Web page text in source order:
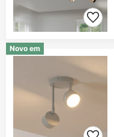
Novo em